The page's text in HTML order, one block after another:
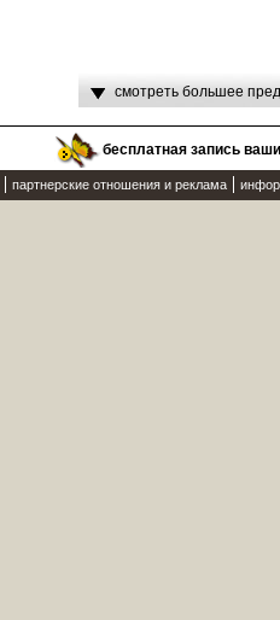
смотреть большее
бесплатная запись
партнерские отношения и реклама